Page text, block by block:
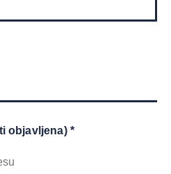
objavljena) *